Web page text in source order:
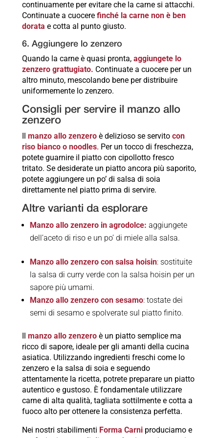
continuamente per evitare che la carne si attacchi.
Continuate a cuocere finché la carne non è ben
dorata e cotta al punto giusto.
6. Aggiungere lo zenzero
Quando la carne è quasi pronta, aggiungete lo
zenzero grattugiato. Continuate a cuocere per un
altro minuto, mescolando bene per distribuire
uniformemente lo zenzero.
Consigli per servire il manzo allo
zenzero
manzo allo zenzeroè delizioso se servito con
riso bianco o noodles. Per un tocco di freschezza,
potete guarnire il piatto con cipollotto fresco
tritato. Se desiderate un piatto ancora più saporito,
potete aggiungere un po’ di salsa di soia
direttamente nel piatto prima di servire.
Altre varianti da esplorare
Manzo allo zenzero in agrodolce: aggiungete
dell’aceto di riso e un po’ di miele alla salsa.
Manzo allo zenzero con salsa hoisin: sostituite
la salsa di curry verde con la salsa hoisin per un
sapore più umami.
Manzo allo zenzero con sesamo: tostate dei
semi di sesamo e spolverate sul piatto finito.
manzo allo zenzero è un piatto semplice ma
ricco di sapore, ideale per gli amanti della cucina
asiatica. Utilizzando ingredienti freschi come lo
zenzero e la salsa di soia e seguendo
attentamente la ricetta, potrete preparare un piatto
autentico e gustoso. È fondamentale utilizzare
carne di alta qualità, tagliata sottilmente e cotta a
fuoco alto per ottenere la consistenza perfetta.
Nei nostri stabilimenti Forma Carniproduciamo e